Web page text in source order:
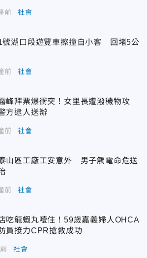
前 社會
號湖口段遊覽車擦撞自小客 回堵5公
前 社會
峰拜票爆衝突！女里長遭潑穢物攻
方逮人送辦
前 社會
山區工廠工安意外 男子觸電命危送
前 社會
吃龍蝦丸噎住！59歲嘉義婦人OHCA
員接力CPR搶救成功
社會